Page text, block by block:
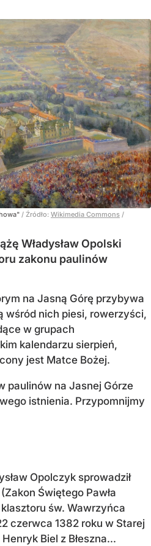
/ Źródło: Wikimedia Commons /
Władysław Opolski
zakonu paulinów
na Jasną Górę przybywa
wśród nich piesi, rowerzyści,
w grupach
kalendarzu sierpień,
jest Matce Bożej.
paulinów na Jasnej Górze
istnienia. Przypomnijmy
Opolczyk sprowadził
Świętego Pawła
św. Wawrzyńca
czerwca 1382 roku w Starej
Biel z Błeszna...